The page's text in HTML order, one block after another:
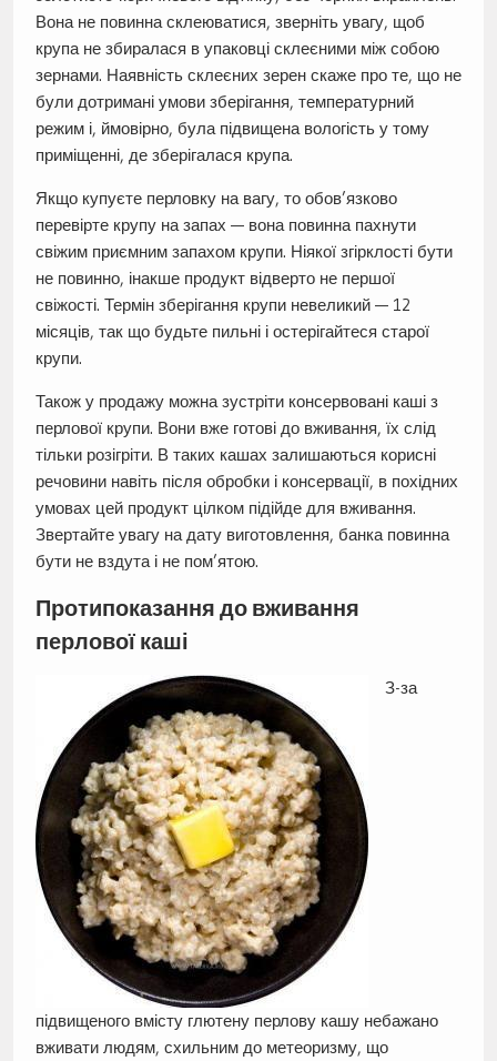
Вона не повинна склеюватися, зверніть увагу, щоб
крупа не збиралася в упаковці склеєними між собою
зернами. Наявність склеєних зерен скаже про те, що не
були дотримані умови зберігання, температурний
режим і, ймовірно, була підвищена вологість у тому
приміщенні, де зберігалася крупа.
Якщо купуєте перловку на вагу, то обов’язково
перевірте крупу на запах — вона повинна пахнути
свіжим приємним запахом крупи. Ніякої згірклості бути
не повинно, інакше продукт відверто не першої
свіжості. Термін зберігання крупи невеликий — 12
місяців, так що будьте пильні і остерігайтеся старої
крупи.
Також у продажу можна зустріти консервовані каші з
перлової крупи. Вони вже готові до вживання, їх слід
тільки розігріти. В таких кашах залишаються корисні
речовини навіть після обробки і консервації, в похідних
умовах цей продукт цілком підійде для вживання.
Звертайте увагу на дату виготовлення, банка повинна
бути не вздута і не пом’ятою.
Протипоказання до вживання
перлової каші
З-за
підвищеного вмісту глютену перлову кашу небажано
вживати людям, схильним до метеоризму, що